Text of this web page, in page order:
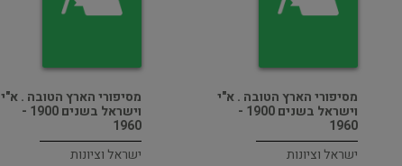
מסיפורי הארץ הטובה . א"י
וישראל בשנים 1900 -
1960
ישראל וציונות
מסיפורי הארץ הטובה . א"י
וישראל בשנים 1900 -
1960
ישראל וציונות